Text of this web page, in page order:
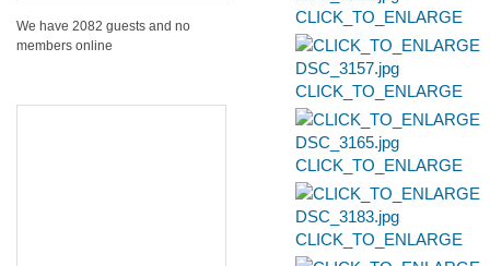
CLICK_TO_ENLARGE
CLICK_TO_ENLARGE
CLICK_TO_ENLARGE
CLICK_TO_ENLARGE
We have 2082 guests and no
members online